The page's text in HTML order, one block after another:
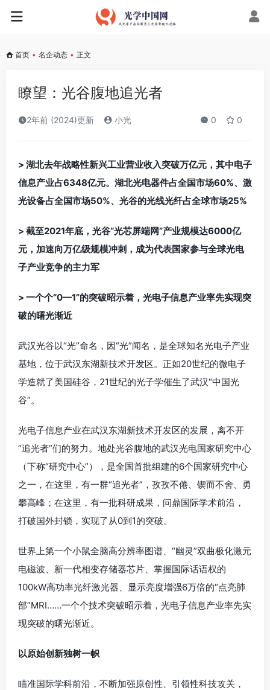
首页 • 名企动态 • 正文
瞭望：光谷腹地追光者
2年前 (2024)更新 小光 0 0
> 湖北去年战略性新兴工业营业收入突破万亿元，其中电子
信息产业占6348亿元。湖北光电器件占全国市场60%、激
光设备占全国市场50%、光谷的光线光纤占全球市场25%
> 截至2021年底，光谷“光芯屏端网”产业规模达6000亿
元，加速向万亿级规模冲刺，成为代表国家参与全球光电
子产业竞争的主力军
> 一个个“0—1”的突破昭示着，光电子信息产业率先实现突
破的曙光渐近
武汉光谷以“光”命名，因“光”闻名，是全球知名光电子产业
基地，位于武汉东湖新技术开发区。正如20世纪的微电子
学造就了美国硅谷，21世纪的光子学催生了武汉“中国光
谷”。
光电子信息产业在武汉东湖新技术开发区的发展，离不开
“追光者”们的努力。地处光谷腹地的武汉光电国家研究中心
（下称“研究中心”），是全国首批组建的6个国家研究中心
之一，在这里，有一群“追光者”，孜孜不倦、锲而不舍、勇
攀高峰；在这里，有一批科研成果，问鼎国际学术前沿，
打破国外封锁，实现了从0到1的突破。
世界上第一个小鼠全脑高分辨率图谱、“幽灵”双曲极化激元
电磁波、新一代相变存储器芯片、掌握国际话语权的
100kW高功率光纤激光器、显示亮度增强6万倍的“点亮肺
部”MRI……一个个技术突破昭示着，光电子信息产业率先实
现突破的曙光渐近。
以原始创新独树一帜
瞄准国际学科前沿，不断加强原创性、引领性科技攻关，